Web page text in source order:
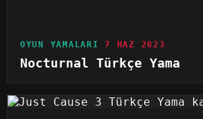
OYUN YAMALARI 7 HAZ 2023
Nocturnal Türkçe Yama